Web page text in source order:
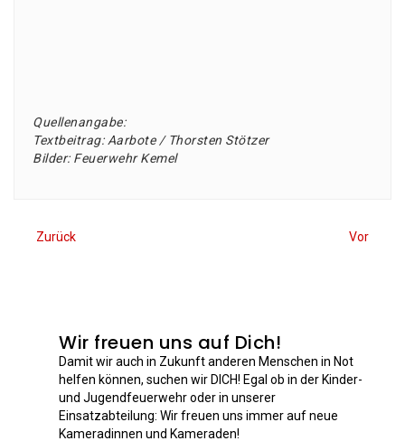
Quel­len­an­ga­be:
Text­bei­trag: Aar­bo­te / Thors­ten Stöt­zer
Bil­der: Feu­er­wehr Kemel
Zurück Vor
Wir freuen uns auf Dich!
Damit wir auch in Zukunft anderen Menschen in Not
helfen können, suchen wir DICH! Egal ob in der Kinder-
und Jugendfeuerwehr oder in unserer
Einsatzabteilung: Wir freuen uns immer auf neue
Kameradinnen und Kameraden!